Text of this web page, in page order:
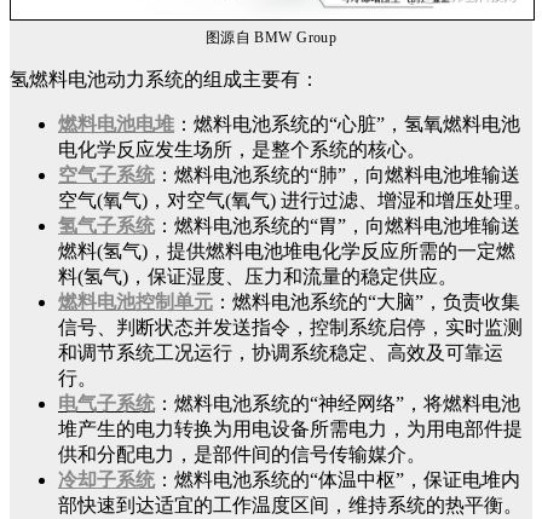
图源自 BMW Group
氢燃料电池动力系统的组成主要有：
燃料电池电堆 ：燃料电池系统的“心脏”，氢氧燃料电池
电化学反应发生场所，是整个系统的核心。
空气子系统：燃料电池系统的“肺”，向燃料电池堆输送
空气(氧气)，对空气(氧气) 进行过滤、增湿和增压处理。
氢气子系统：燃料电池系统的“胃”，向燃料电池堆输送
燃料(氢气)，提供燃料电池堆电化学反应所需的一定燃
料(氢气)，保证湿度、压力和流量的稳定供应。
燃料电池控制单元 ：燃料电池系统的“大脑”，负责收集
信号、判断状态并发送指令，控制系统启停，实时监测
和调节系统工况运行，协调系统稳定、高效及可靠运
行。
电气子系统：燃料电池系统的“神经网络”，将燃料电池
堆产生的电力转换为用电设备所需电力，为用电部件提
供和分配电力，是部件间的信号传输媒介。
冷却子系统：燃料电池系统的“体温中枢”，保证电堆内
部快速到达适宜的工作温度区间，维持系统的热平衡。